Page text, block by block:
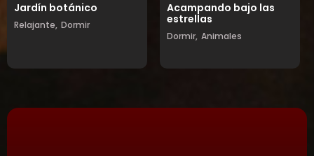
Jardín botánico
Relajante, Dormir
Acampando bajo las
estrellas
Dormir, Animales